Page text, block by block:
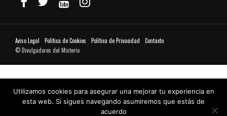
Aviso Legal Política de Cookies Política de Privacidad
Contacto
© Divulgadores del Misterio
Utilizamos cookies para asegurar una mejorar tu experiencia en
esta web. Si sigues navegando asumiremos que estás de
acuerdo